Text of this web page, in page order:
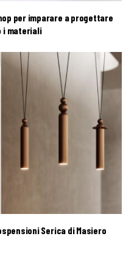
per imparare a progettare
i materiali
Serica di Masiero